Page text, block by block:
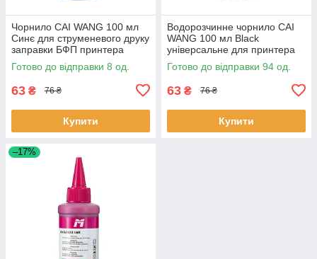
Чорнило CAI WANG 100 мл
Синє для струменевого друку
заправки БФП принтера
водорозчинні 8 шт.
Готово до відправки 8 од.
63 ₴ 76 ₴
Купити
Водорозчинне чорнило CAI
WANG 100 мл Black
універсальне для принтера
БФП 94шт
Готово до відправки 94 од.
63 ₴ 76 ₴
Купити
–17%